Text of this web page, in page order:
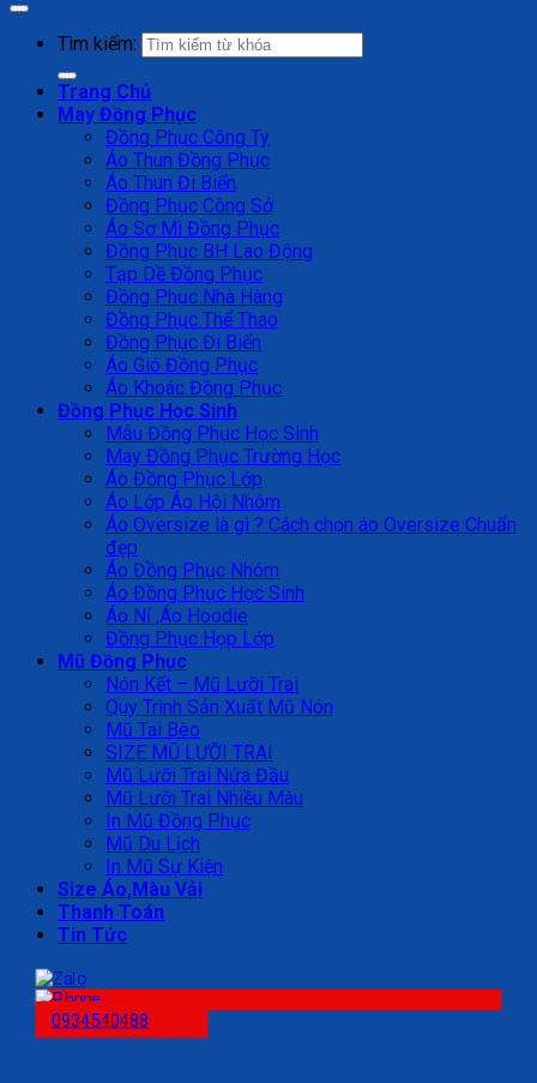
Tìm kiếm:
Trang Chủ
May Đồng Phục
Đồng Phục Công Ty
Áo Thun Đồng Phục
Áo Thun Đi Biển
Đồng Phục Công Sở
Áo Sơ Mi Đồng Phục
Đồng Phục BH Lao Động
Tạp Dề Đồng Phục
Đồng Phục Nhà Hàng
Đồng Phục Thể Thao
Đồng Phục Đi Biển
Áo Gió Đồng Phục
Áo Khoác Đồng Phục
Đồng Phục Học Sinh
Mẫu Đồng Phục Học Sinh
May Đồng Phục Trường Học
Áo Đồng Phục Lớp
Áo Lớp Áo Hội Nhóm
Áo Oversize là gì ? Cách chọn áo Oversize Chuẩn
đẹp
Áo Đồng Phục Nhóm
Áo Đồng Phục Học Sinh
Áo Nỉ ,Áo Hoodie
Đồng Phục Họp Lớp
Mũ Đồng Phục
Nón Kết – Mũ Lưỡi Trai
Quy Trình Sản Xuất Mũ Nón
Mũ Tai Bèo
SIZE MŨ LƯỠI TRAI
Mũ Lưỡi Trai Nửa Đầu
Mũ Lưỡi Trai Nhiều Màu
In Mũ Đồng Phục
Mũ Du Lịch
In Mũ Sự Kiện
Size Áo,Màu Vải
Thanh Toán
Tin Tức
0934540488